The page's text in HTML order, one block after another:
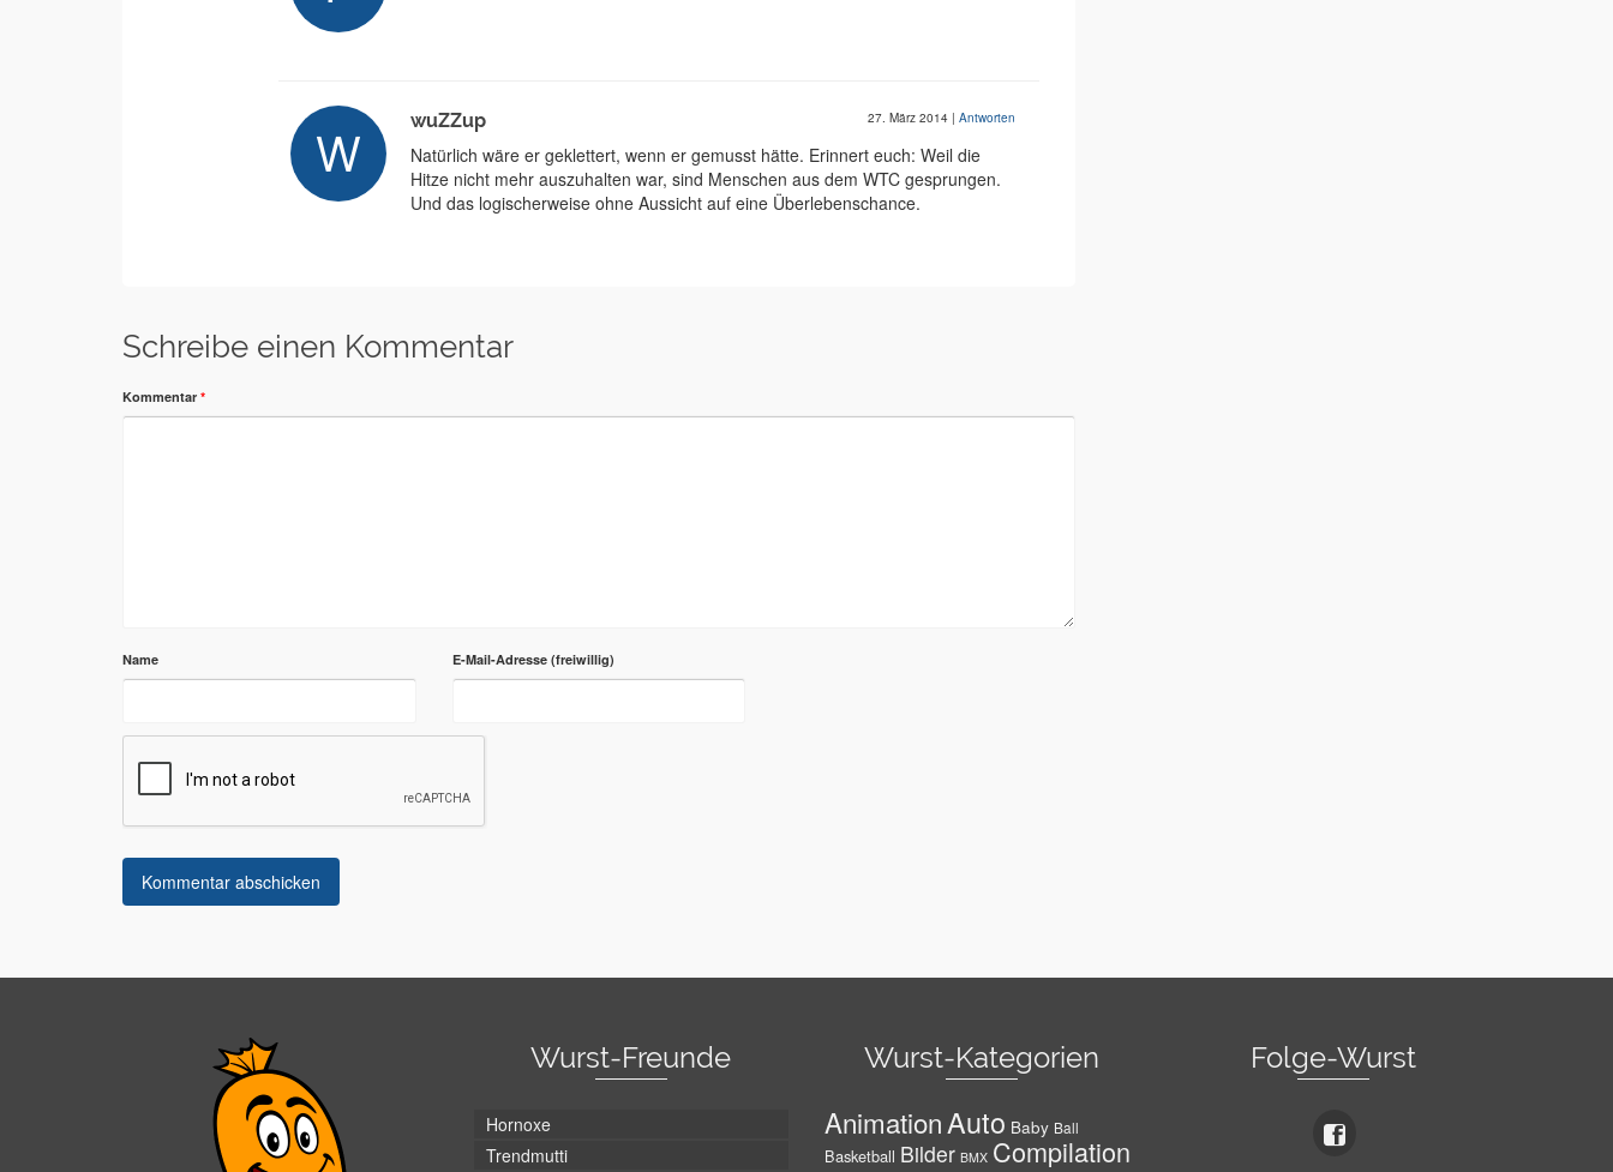
wuZZup 27. März 2014 | Antworten
Natürlich wäre er geklettert, wenn er gemusst hätte. Erinnert euch: Weil die
Hitze nicht mehr auszuhalten war, sind Menschen aus dem WTC gesprungen.
Und das logischerweise ohne Aussicht auf eine Überlebenschance.
Schreibe einen Kommentar
Kommentar *
Name E-Mail-Adresse
Wurst-Freunde
Hornoxe
Trendmutti
Wurst-Kategorien
AnimationAuto Baby Ball
Basketball Bilder BMX Compilation
Folge-Wurst